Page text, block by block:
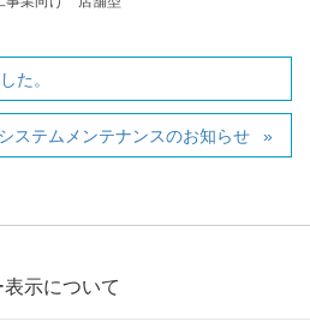
た。
ステムメンテナンスのお知らせ
示について